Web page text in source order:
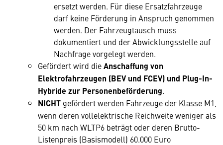
ersetzt werden. Für diese Ersatzfahrzeuge
darf keine Förderung in Anspruch genommen
werden. Der Fahrzeugtausch muss
dokumentiert und der Abwicklungsstelle auf
Nachfrage vorgelegt werden.
Gefördert wird dieAnschaffung von
Elektrofahrzeugen (BEV und FCEV) und Plug-In-
Hybride zur Personenbeförderung.
NICHT gefördert werden Fahrzeuge der Klasse M1,
wenn deren vollelektrische Reichweite weniger als
50 km nach WLTP6 beträgt oder deren Brutto-
Listenpreis (Basismodell) 60.000 Euro